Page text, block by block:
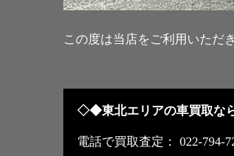
この度は当店をご利用いただ
◇◆東北エリアの車買取な
電話で買取査定： 022-794-